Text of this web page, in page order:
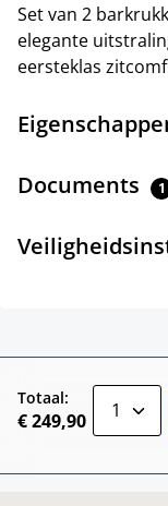
Set van 2
elegante
eersteklas
Documents 1
Totaal:
€ 249,90